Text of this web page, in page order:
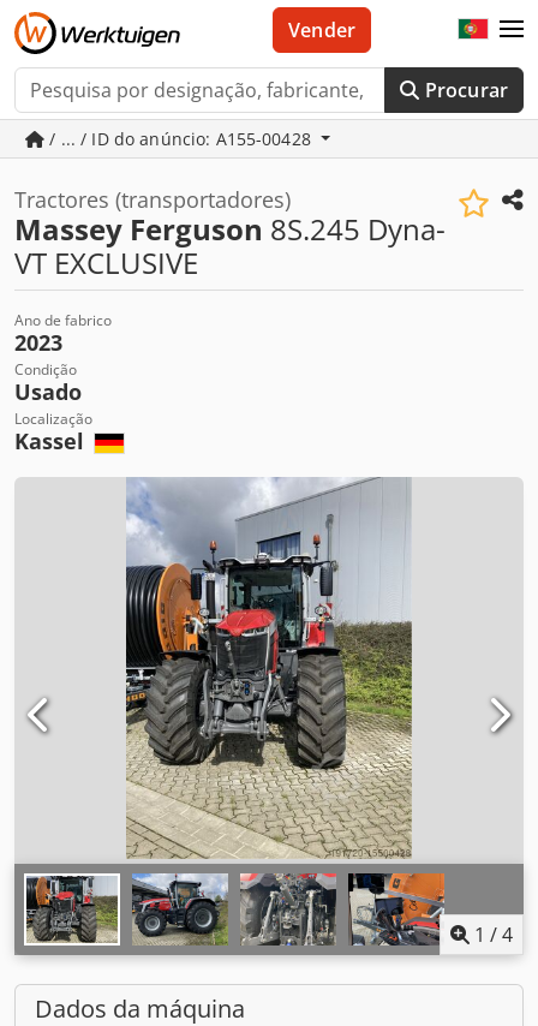
Procurar
Vender
/ ... / ID do anúncio: A155-00428
Tractores (transportadores)
Massey Ferguson 8S.245 Dyna-
VT EXCLUSIVE
Ano de fabrico
2023
Condição
Usado
Localização
Kassel
1 /4
Dados da máquina